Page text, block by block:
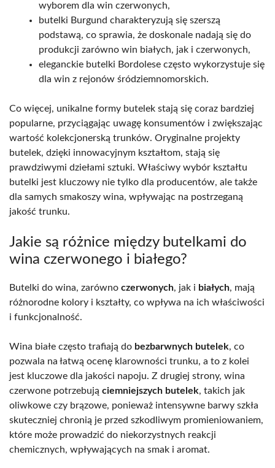
wyborem dla win czerwonych,
butelki Burgund charakteryzują się szerszą
podstawą, co sprawia, że doskonale nadają się do
produkcji zarówno win białych, jak i czerwonych,
eleganckie butelki Bordolese często wykorzystuje się
dla win z rejonów śródziemnomorskich.
Co więcej, unikalne formy butelek stają się coraz bardziej
popularne, przyciągając uwagę konsumentów i zwiększając
wartość kolekcjonerską trunków. Oryginalne projekty
butelek, dzięki innowacyjnym kształtom, stają się
prawdziwymi dziełami sztuki. Właściwy wybór kształtu
butelki jest kluczowy nie tylko dla producentów, ale także
dla samych smakoszy wina, wpływając na postrzeganą
jakość trunku.
Jakie są różnice między butelkami do
wina czerwonego i białego?
Butelki do wina, zarówno czerwonych, jak i białych, mają
różnorodne kolory i kształty, co wpływa na ich właściwości
i funkcjonalność.
Wina białe często trafiają do bezbarwnych butelek, co
pozwala na łatwą ocenę klarowności trunku, a to z kolei
jest kluczowe dla jakości napoju. Z drugiej strony, wina
czerwone potrzebują ciemniejszych butelek, takich jak
oliwkowe czy brązowe, ponieważ intensywne barwy szkła
skuteczniej chronią je przed szkodliwym promieniowaniem,
które może prowadzić do niekorzystnych reakcji
chemicznych, wpływających na smak i aromat.